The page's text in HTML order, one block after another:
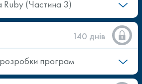
(Частина 3)
140 днів
розробки програм